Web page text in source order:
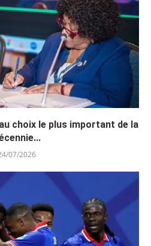
choix le plus important de la
07/2026